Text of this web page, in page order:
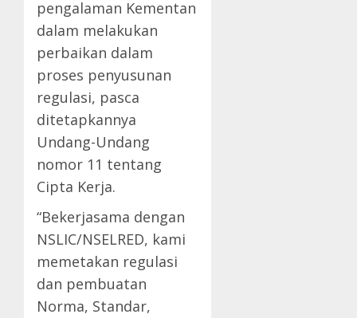
pengalaman Kementan
dalam melakukan
perbaikan dalam
proses penyusunan
regulasi, pasca
ditetapkannya
Undang-Undang
nomor 11 tentang
Cipta Kerja.
“Bekerjasama dengan
NSLIC/NSELRED, kami
memetakan regulasi
dan pembuatan
Norma, Standar,